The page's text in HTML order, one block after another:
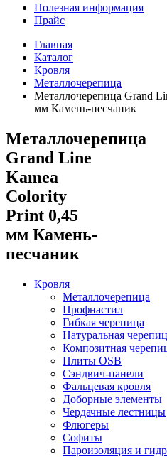
Полезная информация
Прайс
Главная
Каталог
Кровля
Металлочерепица
Металлочерепица Grand
мм Камень-песчаник
Металлочерепица
Grand Line
Kamea
Colority
Print 0,45
мм Камень-
песчаник
Кровля
Металлочерепица
Профнастил
Гибкая черепица
Натуральная
Композитная
Плиты OSB
Сэндвич-панели
Фальцевая кровля
Доборные элементы
Чердачные лестницы
Флюгеры
Софиты
Пароизоляция и